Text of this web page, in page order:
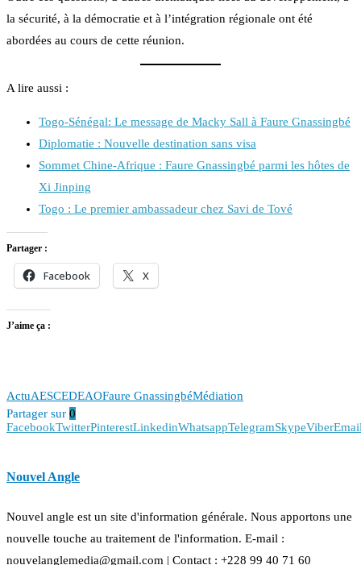
la sécurité, à la démocratie et à l’intégration régionale ont été
abordées au cours de cette réunion.
A lire aussi :
Togo-Sénégal: Le message de Macky Sall à Faure Gnassingbé
Diplomatie : Nouvelle destination sans visa
Sommet Chine-Afrique : Faure Gnassingbé parmi les hôtes de
Xi Jinping
Togo : Le premier ambassadeur chez Savi de Tové
Partager :
Facebook X
J’aime ça :
ActuAESCEDEAOFaure GnassingbéMédiation
Partager sur 0
FacebookTwitterPinterestLinkedinWhatsappTelegramSkypeViber
Nouvel Angle
Nouvel angle est un site d'information générale. Nous apportons une
nouvelle touche au traitement de l'information. E-mail :
nouvelanglemedia@gmail.com | Contact : +228 99 40 71 60